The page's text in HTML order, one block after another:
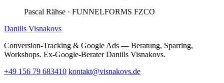
Pascal Rähse · FUNNELFORMS FZCO
Daniils Visnakovs
Conversion-Tracking & Google Ads — Beratung, Sparring,
Workshops. Ex-Google-Berater Daniils Visnakovs.
+49 156 79 683410 kontakt@visnakovs.de